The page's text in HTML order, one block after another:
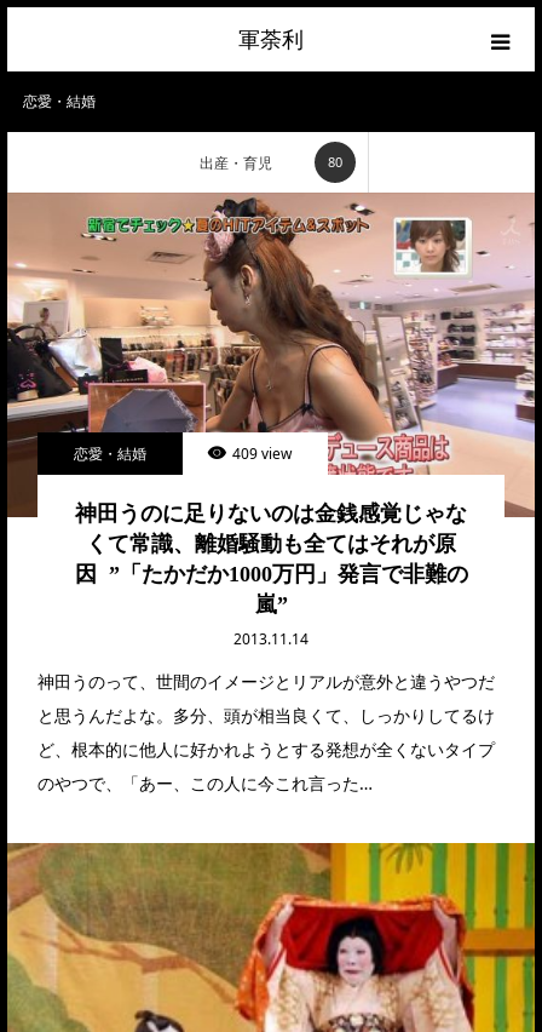
軍荼利
恋愛・結婚
出産・育児 80
恋愛・結婚 409 view
神田うのに足りないのは金銭感覚じゃな
くて常識、離婚騒動も全てはそれが原
因 ”「たかだか1000万円」発言で非難の
嵐”
2013.11.14
神田うのって、世間のイメージとリアルが意外と違うやつだ
と思うんだよな。多分、頭が相当良くて、しっかりしてるけ
ど、根本的に他人に好かれようとする発想が全くないタイプ
のやつで、「あー、この人に今これ言った…
経済
政治
ライフハック
サイトマップ
about
お問合せ